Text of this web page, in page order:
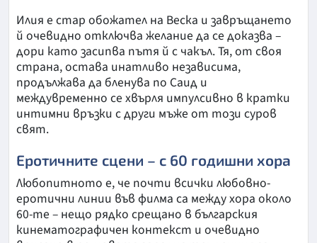
Илия е стар обожател на Веска и завръщането
й очевидно отключва желание да се доказва –
дори като засипва пътя й с чакъл. Тя, от своя
страна, остава инатливо независима,
продължава да бленува по Саид и
междувременно се хвърля импулсивно в кратки
интимни връзки с други мъже от този суров
свят.
Еротичните сцени – с 60 годишни хора
Любопитното е, че почти всички любовно-
еротични линии във филма са между хора около
60-те – нещо рядко срещано в българския
кинематографичен контекст и очевидно